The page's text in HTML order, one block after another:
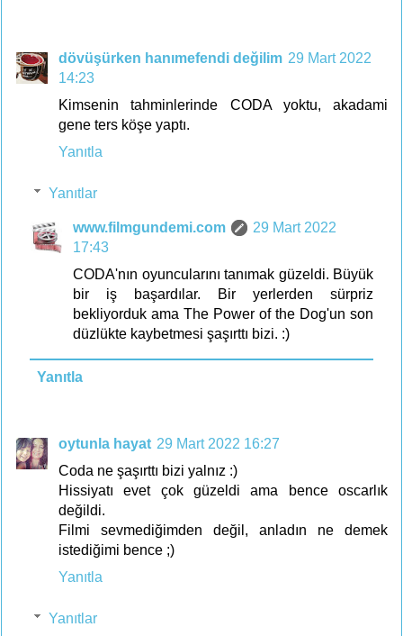
dövüşürken hanımefendi değilim 29 Mart 2022
14:23
Kimsenin tahminlerinde CODA yoktu, akadami
gene ters köşe yaptı.
Yanıtla
Yanıtlar
www.filmgundemi.com
29 Mart 2022
17:43
CODA'nın oyuncularını tanımak güzeldi. Büyük
bir iş başardılar. Bir yerlerden sürpriz
bekliyorduk ama The Power of the Dog'un son
düzlükte kaybetmesi şaşırttı bizi. :)
Yanıtla
oytunla hayat 29 Mart 2022 16:27
Coda ne şaşırttı bizi yalnız :)
Hissiyatı evet çok güzeldi ama bence oscarlık
değildi.
Filmi sevmediğimden değil, anladın ne demek
istediğimi bence ;)
Yanıtla
Yanıtlar